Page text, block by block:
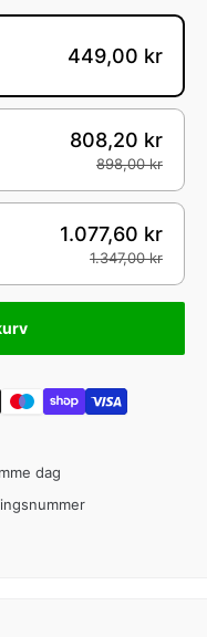
449,00 kr
808,20 kr
898,00 kr
1.077,60 kr
1.347,00 kr
dag